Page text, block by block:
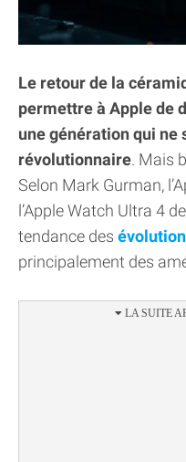
Le retour de la
permettre à Apple de
une génération qui ne
révolutionnaire. Mais
Selon Mark Gurman,
l’Apple Watch Ultra 4
tendance des
principalement des